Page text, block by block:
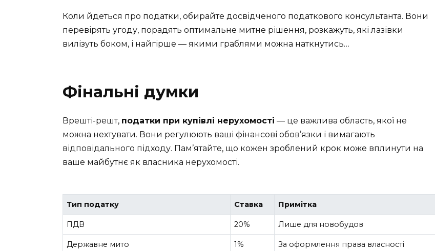
Коли йдеться про податки, обирайте досвідченого податкового консультанта. Вони
перевірять угоду, порадять оптимальне митне рішення, розкажуть, які лазівки
вилізуть боком, і найгірше — якими граблями можна наткнутись…
Фінальні думки
Врешті-решт, податки при купівлі нерухомості — це важлива область, якої не
можна нехтувати. Вони регулюють ваші фінансові обов’язки і вимагають
відповідального підходу. Пам’ятайте, що кожен зроблений крок може вплинути на
ваше майбутнє як власника нерухомості.
Тип податку Ставка Примітка
ПДВ 20% Лише для новобудов
Державне мито 1% За оформлення права власності